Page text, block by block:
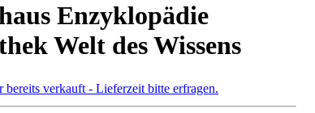
Enzyklopädie
Welt des Wissens
bereits verkauft - Lieferzeit bitte erfragen.